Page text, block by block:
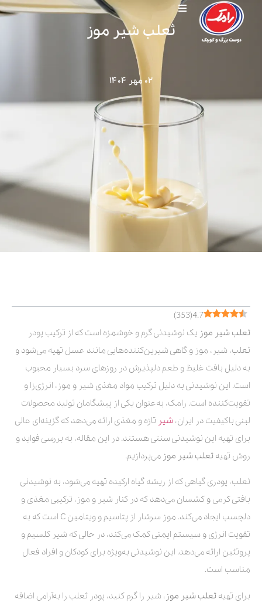
ثعلب شیر موز
۰۲ مهر ۱۴۰۴
4.7
(
353
)
ثعلب شیر موز یک نوشیدنی گرم و خوشمزه است که از ترکیب پودر
ثعلب، شیر، موز و گاهی شیرین‌کننده‌هایی مانند عسل تهیه می‌شود و
به دلیل بافت غلیظ و طعم دلپذیرش در روزهای سرد بسیار محبوب
است. این نوشیدنی به دلیل ترکیب مواد مغذی شیر و موز، انرژی‌زا و
تقویت‌کننده است. رامک، به‌عنوان یکی از پیشگامان تولید محصولات
لبنی باکیفیت در ایران، شیر تازه و مغذی ارائه می‌دهد که گزینه‌ای عالی
برای تهیه این نوشیدنی سنتی هستند. در این مقاله، به بررسی فواید و
روش تهیه ثعلب شیر موز می‌پردازیم.
ثعلب، پودری گیاهی که از ریشه گیاه ارکیده تهیه می‌شود، به نوشیدنی
بافتی کرمی و کشسان می‌دهد که در کنار شیر و موز، ترکیبی مغذی و
دلچسب ایجاد می‌کند. موز سرشار از پتاسیم و ویتامین C است که به
تقویت انرژی و سیستم ایمنی کمک می‌کند، در حالی که شیر کلسیم و
پروتئین ارائه می‌دهد. این نوشیدنی به‌ویژه برای کودکان و افراد فعال
مناسب است.
برای تهیه ثعلب شیر موز ، شیر را گرم کنید، پودر ثعلب را به‌آرامی اضافه